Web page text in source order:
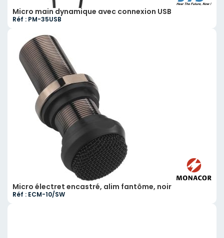
Micro main dynamique avec connexion USB
Réf : PM-35USB
Micro électret encastré, alim fantôme, noir
Réf : ECM-10/SW